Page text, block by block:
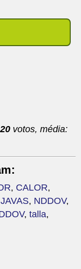
20 votos, média:
, CALOR,
JAVAS, NDDOV,
, talla,